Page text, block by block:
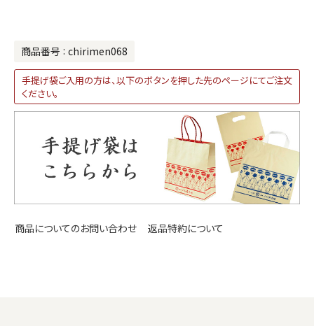
商品番号 chirimen068
手提げ袋ご入用の方は、以下のボタンを押した先のページにてご注文
ください。
商品についてのお問い合わせ 返品特約について